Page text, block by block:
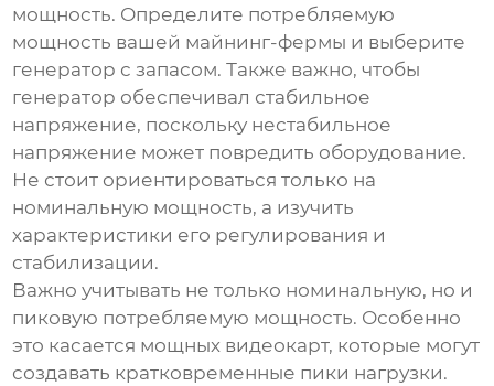
мощность. Определите потребляемую
мощность вашей майнинг-фермы и выберите
генератор с запасом. Также важно, чтобы
генератор обеспечивал стабильное
напряжение, поскольку нестабильное
напряжение может повредить оборудование.
Не стоит ориентироваться только на
номинальную мощность, а изучить
характеристики его регулирования и
стабилизации.
Важно учитывать не только номинальную, но и
пиковую потребляемую мощность. Особенно
это касается мощных видеокарт, которые могут
создавать кратковременные пики нагрузки.